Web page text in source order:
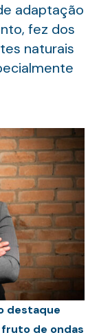
adaptação
fez dos
naturais
destaque
de ondas